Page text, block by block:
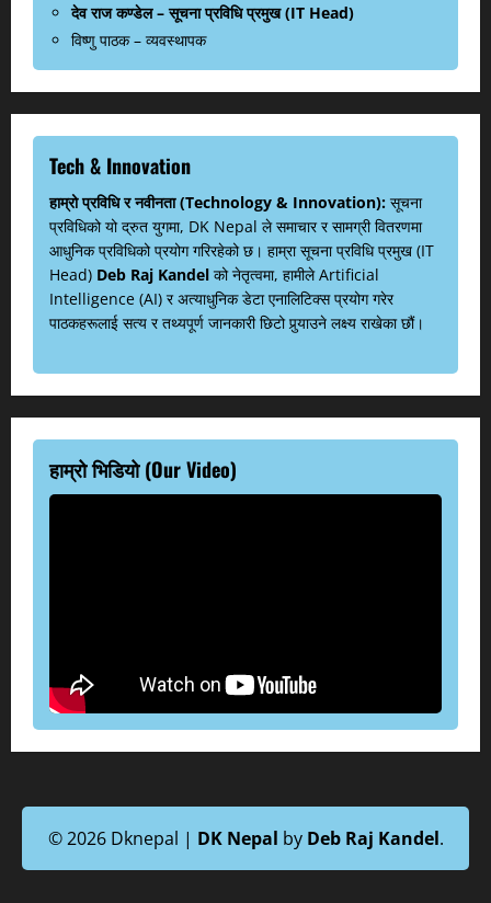
देव राज कण्डेल – सूचना प्रविधि प्रमुख (IT Head)
विष्णु पाठक – व्यवस्थापक
Tech & Innovation
हाम्रो प्रविधि र नवीनता (Technology & Innovation): सूचना
प्रविधिको यो द्रुत युगमा, DK Nepal ले समाचार र सामग्री वितरणमा
आधुनिक प्रविधिको प्रयोग गरिरहेको छ। हाम्रा सूचना प्रविधि प्रमुख (IT
Head) Deb Raj Kandel को नेतृत्वमा, हामीले Artificial
Intelligence (AI) र अत्याधुनिक डेटा एनालिटिक्स प्रयोग गरेर
पाठकहरूलाई सत्य र तथ्यपूर्ण जानकारी छिटो पुर्‍याउने लक्ष्य राखेका छौं।
हाम्रो भिडियो (Our Video)
© 2026 Dknepal | DK Nepal by Deb Raj Kandel.